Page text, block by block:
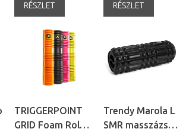
RÉSZLET RÉSZLET
TRIGGERPOINT
GRID Foam Roller
Trendy Marola L
SMR masszázs